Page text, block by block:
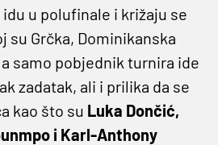
u polufinale i križaju se
su Grčka, Dominikanska
samo pobjednik turnira ide
zadatak, ali i prilika da se
kao što su Luka Dončić,
i Karl-Anthony